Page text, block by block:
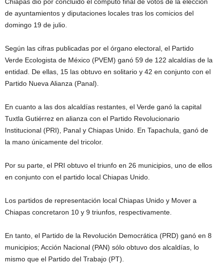
de ayuntamientos y diputaciones locales tras los comicios del
domingo 19 de julio.
Según las cifras publicadas por el órgano electoral, el Partido
Verde Ecologista de México (PVEM) ganó 59 de 122 alcaldías de la
entidad. De ellas, 15 las obtuvo en solitario y 42 en conjunto con el
Partido Nueva Alianza (Panal).
En cuanto a las dos alcaldías restantes, el Verde ganó la capital
Tuxtla Gutiérrez en alianza con el Partido Revolucionario
Institucional (PRI), Panal y Chiapas Unido. En Tapachula, ganó de
la mano únicamente del tricolor.
Por su parte, el PRI obtuvo el triunfo en 26 municipios, uno de ellos
en conjunto con el partido local Chiapas Unido.
Los partidos de representación local Chiapas Unido y Mover a
Chiapas concretaron 10 y 9 triunfos, respectivamente.
En tanto, el Partido de la Revolución Democrática (PRD) ganó en 8
municipios; Acción Nacional (PAN) sólo obtuvo dos alcaldías, lo
mismo que el Partido del Trabajo (PT).